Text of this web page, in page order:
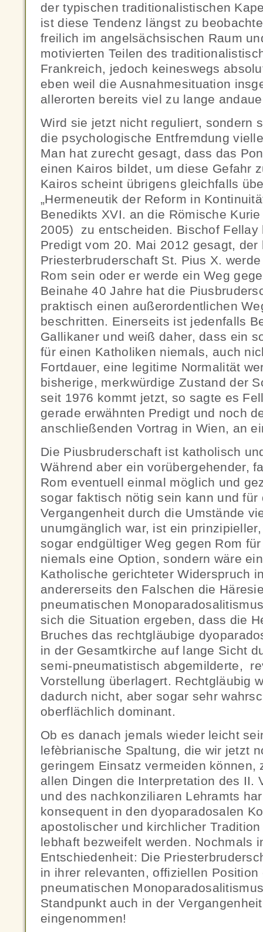
der typischen traditionalistischen
ist diese Tendenz längst zu
freilich im angelsächsischen Raum
motivierten Teilen des
Frankreich, jedoch keineswegs
eben weil die Ausnahmesituation
allerorten bereits viel zu lange
Wird sie jetzt nicht reguliert, sondern
die psychologische Entfremdung
Man hat zurecht gesagt, dass das
einen Kairos bildet, um diese Gefahr
Kairos scheint übrigens gleichfalls
„Hermeneutik der Reform in
Benedikts XVI. an die Römische
2005) zu entscheiden. Bischof Fellay
Predigt vom 20. Mai 2012 gesagt, der
Priesterbruderschaft St. Pius X.
Rom sein oder er werde ein Weg
Beinahe 40 Jahre hat die
praktisch einen außerordentlichen
beschritten. Einerseits ist jedenfalls
Gallikaner und weiß daher, dass ein
für einen Katholiken niemals, auch
Fortdauer, eine legitime Normalität
bisherige, merkwürdige Zustand der
seit 1976 kommt jetzt, so sagte es
gerade erwähnten Predigt und noch
anschließenden Vortrag in Wien, an
Die Piusbruderschaft ist katholisch
Während aber ein vorübergehender,
Rom eventuell einmal möglich und
sogar faktisch nötig sein kann und
Vergangenheit durch die Umstände
unumgänglich war, ist ein
sogar endgültiger Weg gegen Rom
niemals eine Option, sondern wäre
Katholische gerichteter Widerspruch
andererseits den Falschen die
pneumatischen
sich die Situation ergeben, dass die
Bruches das rechtgläubige
in der Gesamtkirche auf lange Sicht
semi-pneumatistisch abgemilderte,
Vorstellung überlagert. Rechtgläubig
dadurch nicht, aber sogar sehr
oberflächlich dominant.
Ob es danach jemals wieder leicht
lefèbrianische Spaltung, die wir jetzt
geringem Einsatz vermeiden können,
allen Dingen die Interpretation des II.
und des nachkonziliaren Lehramts
konsequent in den dyoparadosalen
apostolischer und kirchlicher
lebhaft bezweifelt werden. Nochmals
Entschiedenheit: Die
in ihrer relevanten, offiziellen
pneumatischen
Standpunkt auch in der
eingenommen!